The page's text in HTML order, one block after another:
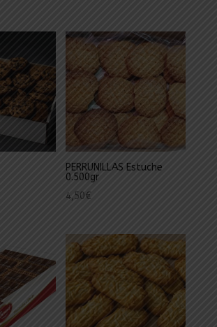
PERRUNILLAS Estuche
0.500gr
4,50€